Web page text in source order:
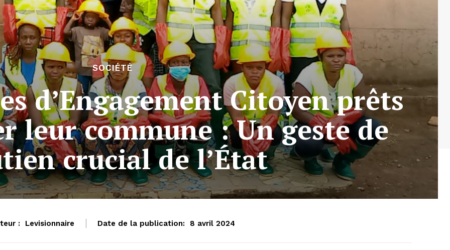
SOCIÉTÉ
d’Engagement Citoyen prêts
leur commune : Un geste de
crucial de l’État
: Levisionnaire Date de la publication: 8 avril 2024